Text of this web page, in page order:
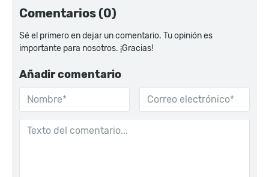
Comentarios (0)
Sé el primero en dejar un comentario. Tu opinión es
importante para nosotros. ¡Gracias!
Añadir comentario